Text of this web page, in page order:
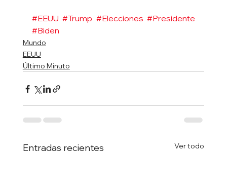
#EEUU #Trump #Elecciones #Presidente
#Biden
Mundo
EEUU
Último Minuto
Entradas recientes Ver todo